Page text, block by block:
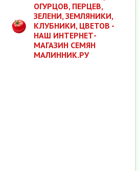
ОГУРЦОВ, ПЕРЦЕВ,
ЗЕЛЕНИ, ЗЕМЛЯНИКИ,
КЛУБНИКИ, ЦВЕТОВ -
НАШ ИНТЕРНЕТ-
МАГАЗИН СЕМЯН
МАЛИННИК.РУ